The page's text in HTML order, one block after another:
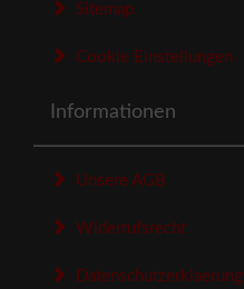
Sitemap
Cookie Einstellungen
Informationen
Unsere AGB
Widerrufsrecht
Datenschutzerklaerung